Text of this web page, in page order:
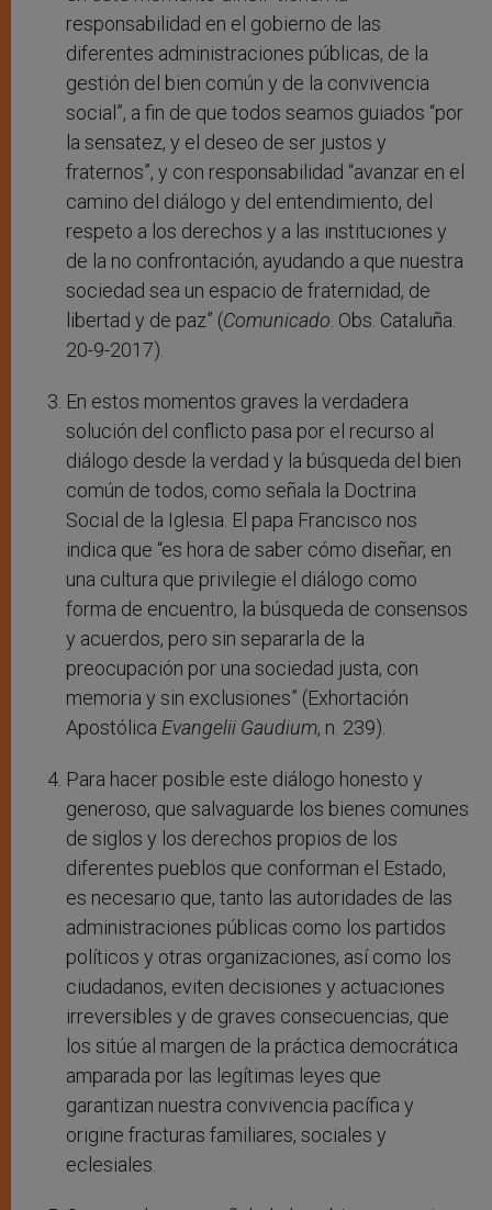
responsabilidad en el gobierno de las
diferentes administraciones públicas, de la
gestión del bien común y de la convivencia
social”, a fin de que todos seamos guiados “por
la sensatez, y el deseo de ser justos y
fraternos”, y con responsabilidad “avanzar en el
camino del diálogo y del entendimiento, del
respeto a los derechos y a las instituciones y
de la no confrontación, ayudando a que nuestra
sociedad sea un espacio de fraternidad, de
libertad y de paz” (Comunicado . Obs. Cataluña.
20-9-2017).
En estos momentos graves la verdadera
solución del conflicto pasa por el recurso al
diálogo desde la verdad y la búsqueda del bien
común de todos, como señala la Doctrina
Social de la Iglesia. El papa Francisco nos
indica que “es hora de saber cómo diseñar, en
una cultura que privilegie el diálogo como
forma de encuentro, la búsqueda de consensos
y acuerdos, pero sin separarla de la
preocupación por una sociedad justa, con
memoria y sin exclusiones” (Exhortación
Apostólica Evangelii Gaudium, n. 239).
Para hacer posible este diálogo honesto y
generoso, que salvaguarde los bienes comunes
de siglos y los derechos propios de los
diferentes pueblos que conforman el Estado,
es necesario que, tanto las autoridades de las
administraciones públicas como los partidos
políticos y otras organizaciones, así como los
ciudadanos, eviten decisiones y actuaciones
irreversibles y de graves consecuencias, que
los sitúe al margen de la práctica democrática
amparada por las legítimas leyes que
garantizan nuestra convivencia pacífica y
origine fracturas familiares, sociales y
eclesiales.